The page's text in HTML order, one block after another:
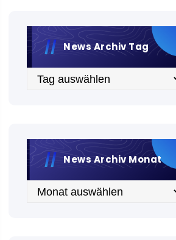
News Archiv Tag
Archiv
News Archiv Monat
Archiv